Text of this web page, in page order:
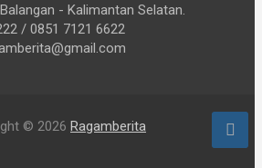
- Kalimantan Selatan.
/ 0851 7121 6622
© 2026 Ragamberita